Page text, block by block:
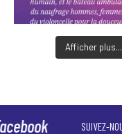
Afficher plus...
SUIVEZ-NOUS SUR